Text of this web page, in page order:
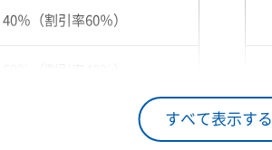
すべて表示する
40％（割引率60％）